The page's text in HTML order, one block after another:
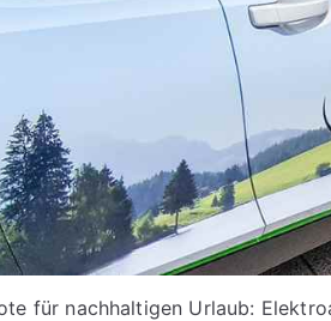
für nachhaltigen Urlaub: